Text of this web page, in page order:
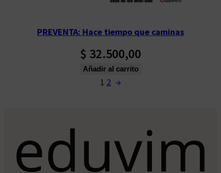
PREVENTA: Hace tiempo que caminas
$ 32.500,00
Añadir al carrito
1 2 →